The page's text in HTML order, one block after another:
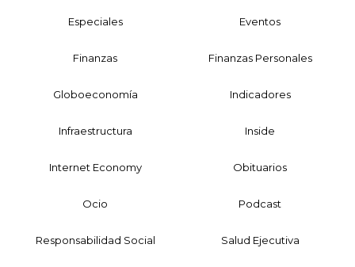
Especiales Eventos
Finanzas Finanzas Personales
Globoeconomía Indicadores
Infraestructura Inside
Internet Economy Obituarios
Ocio Podcast
Responsabilidad Social Salud Ejecutiva